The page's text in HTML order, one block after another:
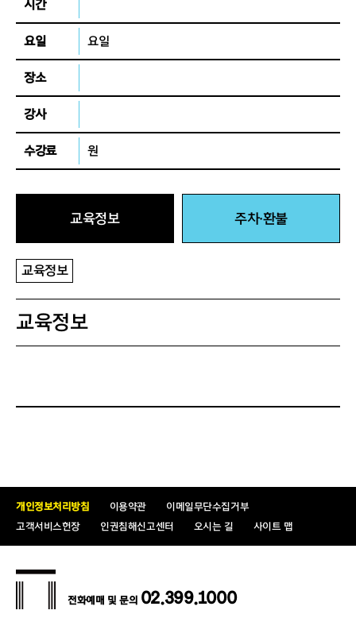
시간
요일 요일
장소
강사
수강료 원
교육정보 주차·환불
교육정보
교육정보
개인정보처리방침 이용약관
이메일무단수집거부
고객서비스헌장
인권침해신고센터 오시는 길 사이트 맵
전화예매 및 문의 02.399.1000